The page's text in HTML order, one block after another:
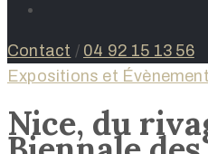
Contact / 04 92 15 13 56
Expositions et
Nice, du